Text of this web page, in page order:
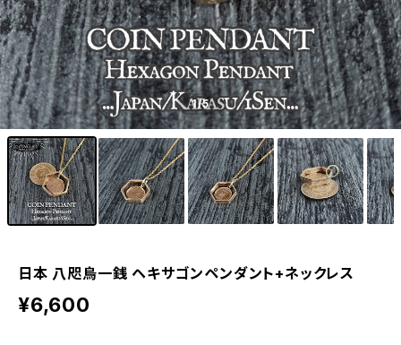
1/5
日本 八咫烏一銭 ヘキサゴンペンダント+ネックレス
¥6,600